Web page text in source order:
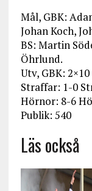
Mål, GBK:
Johan Koch,
BS: Martin
Öhrlund.
Utv, GBK: 2×10
Straffar: 1-0
Hörnor: 8-6
Publik: 540
Läs också